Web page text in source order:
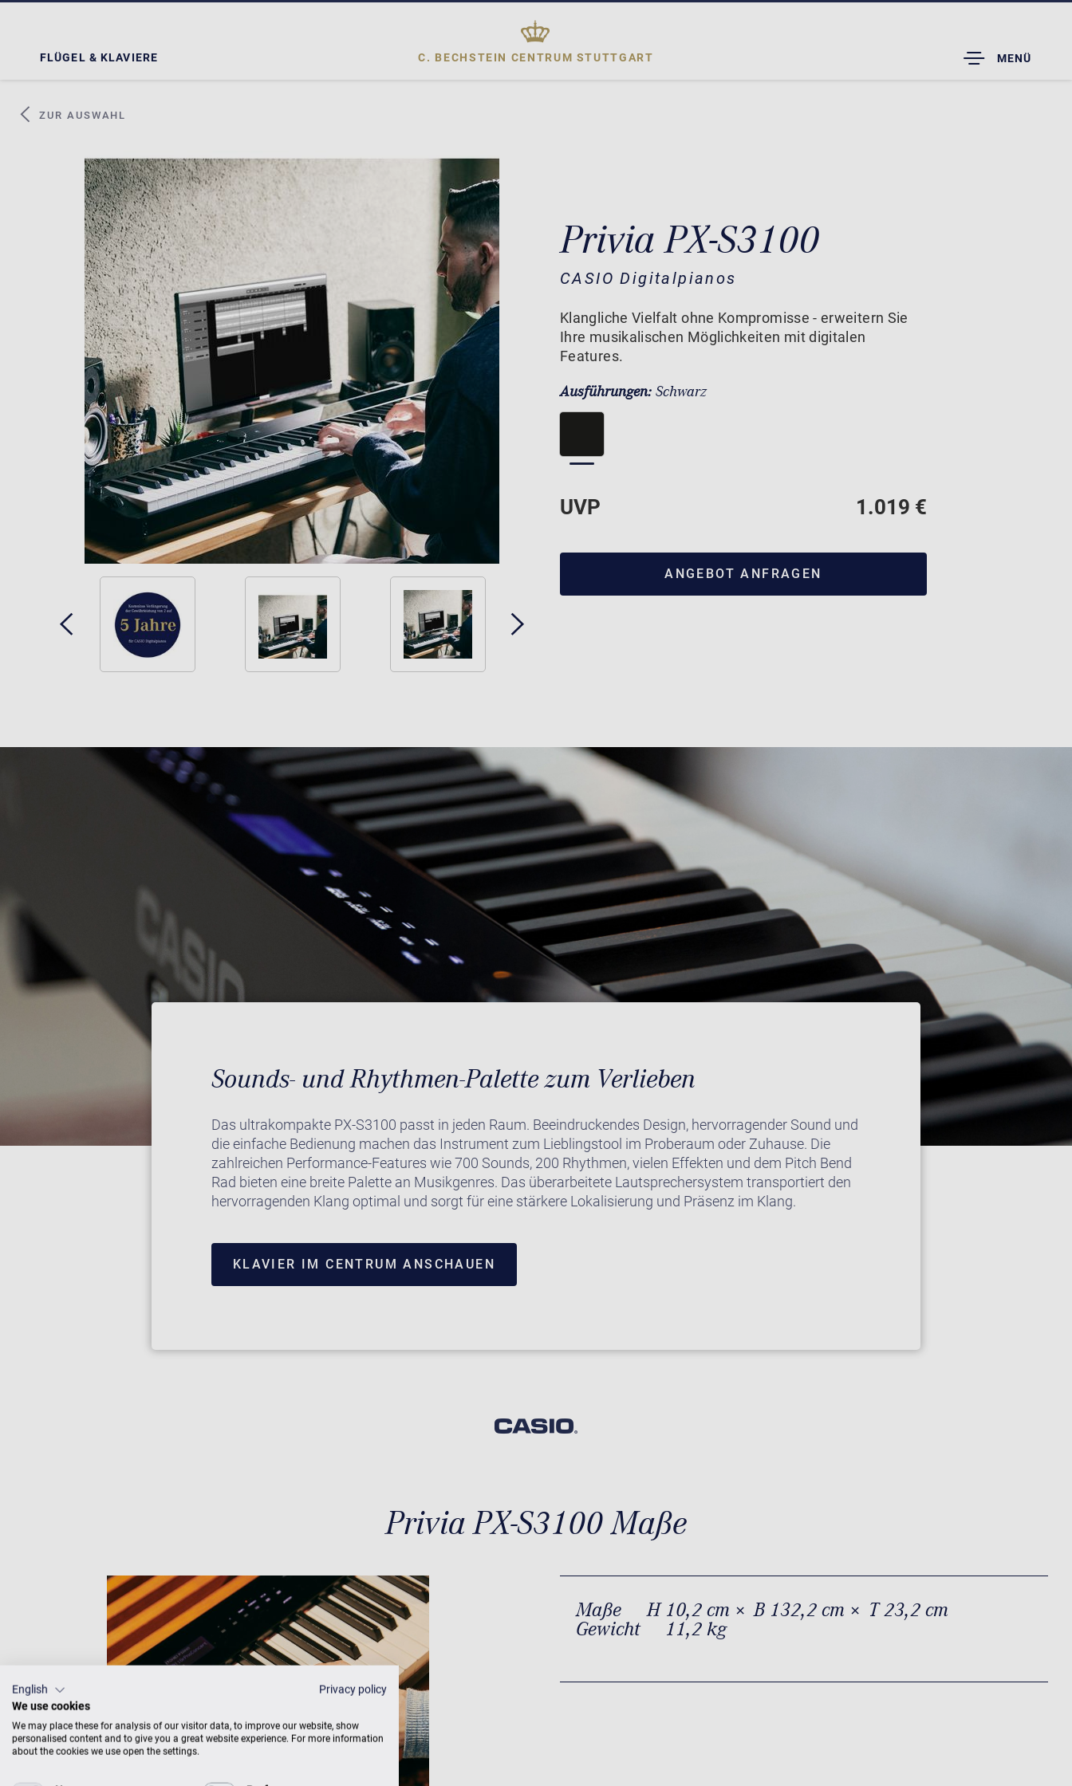
FLÜGEL & KLAVIERE C. BECHSTEIN CENTRUM STUTTGART
TOGGLE
DROPDOWN
MENÜ
ZUR AUSWAHL
Privia PX-S3100
CASIO Digitalpianos
Klangliche Vielfalt ohne Kompromisse - erweitern Sie
Ihre musikalischen Möglichkeiten mit digitalen
Features.
Ausführungen: Schwarz
UVP 1.019 €
ANGEBOT ANFRAGEN
Sounds- und Rhythmen-Palette zum Verlieben
Das ultrakompakte PX-S3100 passt in jeden Raum. Beeindruckendes Design, hervorragender Sound und
die einfache Bedienung machen das Instrument zum Lieblingstool im Proberaum oder Zuhause. Die
zahlreichen Performance-Features wie 700 Sounds, 200 Rhythmen, vielen Effekten und dem Pitch Bend
Rad bieten eine breite Palette an Musikgenres. Das überarbeitete Lautsprechersystem transportiert den
hervorragenden Klang optimal und sorgt für eine stärkere Lokalisierung und Präsenz im Klang.
KLAVIER IM CENTRUM ANSCHAUEN
Privia PX-S3100 Maße
Maße
H 10,2 cm × B 132,2 cm × T 23,2 cm
Gewicht
11,2 kg
English
Privacy policy
We use cookies
We may place these for analysis of our visitor data, to improve our website, show
personalised content and to give you a great website experience. For more information
about the cookies we use open the settings.